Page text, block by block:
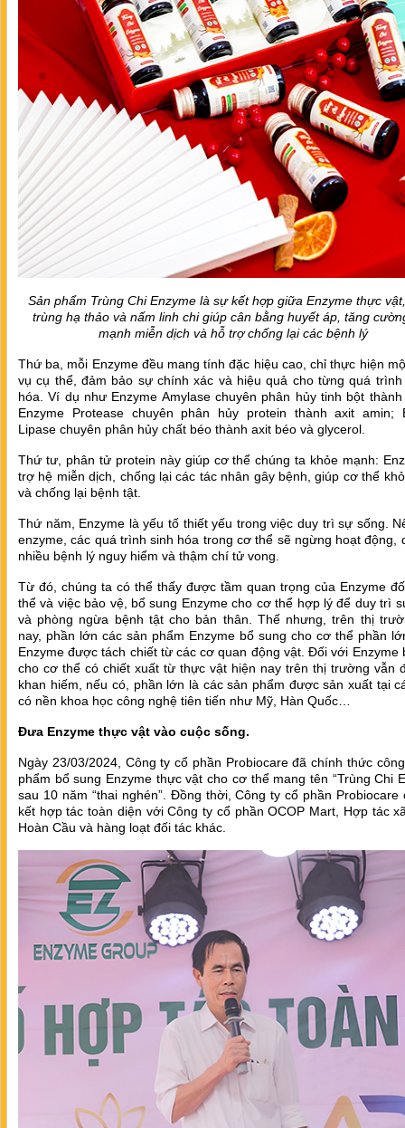
Sản phẩm Trùng Chi Enzyme là sự kết hợp giữa Enzyme thực
trùng hạ thảo và nấm linh chi giúp cân bằng huyết áp, tăng
mạnh miễn dịch và hỗ trợ chống lại các bệnh lý
Thứ ba, mỗi Enzyme đều mang tính đặc hiệu cao, chỉ thực hiện
vụ cụ thể, đảm bảo sự chính xác và hiệu quả cho từng quá trình
hóa. Ví dụ như Enzyme Amylase chuyên phân hủy tinh bột
Enzyme Protease chuyên phân hủy protein thành axit amin;
Lipase chuyên phân hủy chất béo thành axit béo và glycerol.
Thứ tư, phân tử protein này giúp cơ thể chúng ta khỏe mạnh:
trợ hệ miễn dịch, chống lại các tác nhân gây bệnh, giúp cơ thể
và chống lại bệnh tật.
Thứ năm, Enzyme là yếu tố thiết yếu trong việc duy trì sự sống.
enzyme, các quá trình sinh hóa trong cơ thể sẽ ngừng hoạt động,
nhiều bệnh lý nguy hiểm và thậm chí tử vong.
Từ đó, chúng ta có thể thấy được tầm quan trọng của Enzyme
thể và việc bảo vệ, bổ sung Enzyme cho cơ thể hợp lý để duy trì
và phòng ngừa bệnh tật cho bản thân. Thế nhưng, trên thị
nay, phần lớn các sản phẩm Enzyme bổ sung cho cơ thể phần
Enzyme được tách chiết từ các cơ quan động vật. Đối với Enzyme
cho cơ thể có chiết xuất từ thực vật hiện nay trên thị trường vẫn
khan hiếm, nếu có, phần lớn là các sản phẩm được sản xuất tại
có nền khoa học công nghệ tiên tiến như Mỹ, Hàn Quốc…
Đưa Enzyme thực vật vào cuộc sống.
Ngày 23/03/2024, Công ty cổ phần Probiocare đã chính thức
phẩm bổ sung Enzyme thực vật cho cơ thể mang tên “Trùng Chi
sau 10 năm “thai nghén”. Đồng thời, Công ty cổ phần Probiocare
kết hợp tác toàn diện với Công ty cổ phần OCOP Mart, Hợp tác
Hoàn Cầu và hàng loạt đối tác khác.